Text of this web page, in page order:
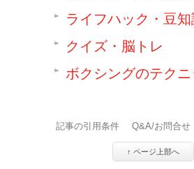
ライフハック・豆知
クイズ・脳トレ
ボクシングのテクニ
記事の引用条件 Q&A/お問合せ
↑ ページ上部へ